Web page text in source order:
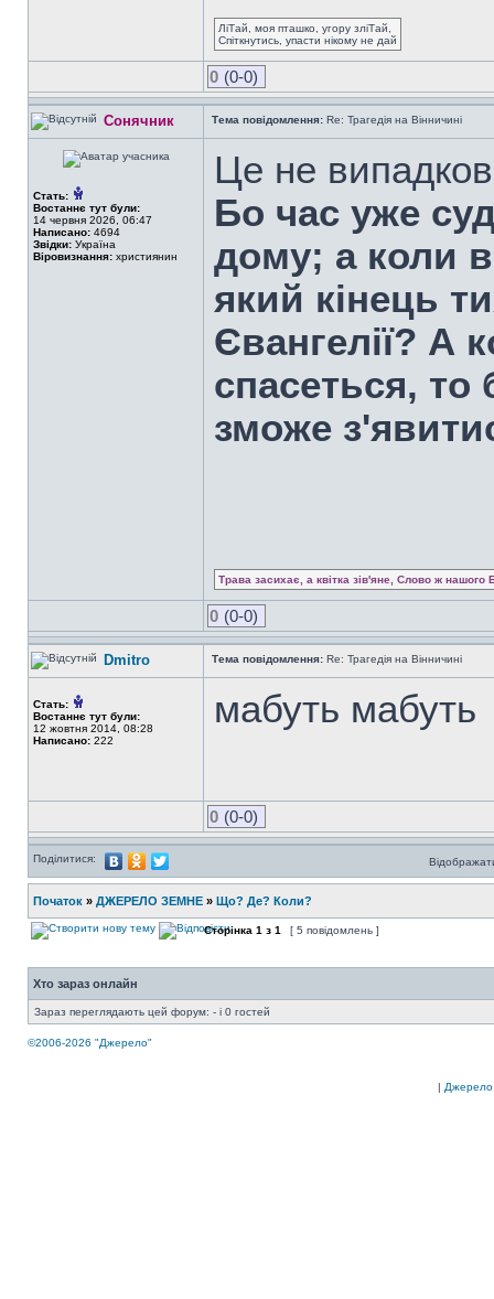
ЛіТай, моя пташко, угору зліТай,
Спіткнутись, упасти нікому не дай
0 (0-0)
Сонячник Тема повідомлення: Re: Трагедія на Вінничині
Стать:
Востаннє тут були:
14 червня 2026, 06:47
Написано: 4694
Звідки: Україна
Віровизнання: християнин
Це не
Бо час уже
дому; а коли
який кінець
Євангелії? А
спасеться, то
зможе
Трава засихає, а квітка зів'яне, Слово ж нашого
0 (0-0)
Dmitro Тема повідомлення: Re: Трагедія на Вінничині
Стать:
Востаннє тут були:
12 жовтня 2014, 08:28
Написано: 222
мабуть мабуть
0 (0-0)
Поділитися:
Початок » ДЖЕРЕЛО ЗЕМНЕ » Що? Де? Коли?
Сторінка 1 з 1 [ 5 повідомлень ]
Хто зараз онлайн
Зараз переглядають цей форум: - і 0 гостей
©2006-2026 "Джерело"
| Джерело